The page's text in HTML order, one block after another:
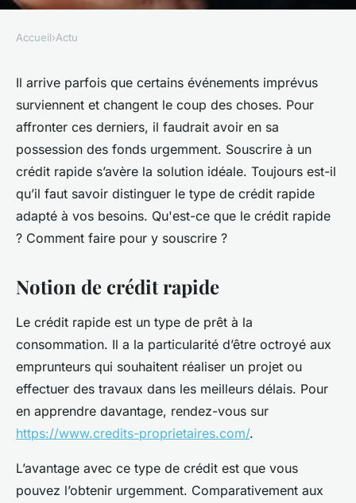
À quel crédit rapide souscrire ?
2 janvier 2023 • 2 min de lecture
Accueil›Actu
Il arrive parfois que certains événements imprévus
surviennent et changent le coup des choses. Pour
affronter ces derniers, il faudrait avoir en sa
possession des fonds urgemment. Souscrire à un
crédit rapide s’avère la solution idéale. Toujours est-il
qu’il faut savoir distinguer le type de crédit rapide
adapté à vos besoins. Qu'est-ce que le crédit rapide
? Comment faire pour y souscrire ?
Notion de crédit rapide
Le crédit rapide est un type de prêt à la
consommation. Il a la particularité d’être octroyé aux
emprunteurs qui souhaitent réaliser un projet ou
effectuer des travaux dans les meilleurs délais. Pour
en apprendre davantage, rendez-vous sur
https://www.credits-proprietaires.com/.
L’avantage avec ce type de crédit est que vous
pouvez l’obtenir urgemment. Comparativement aux